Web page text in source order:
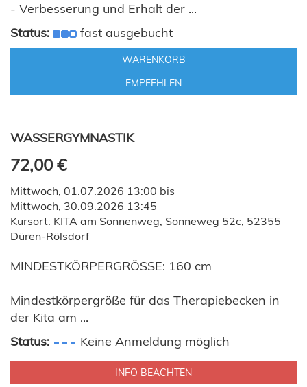
- Verbesserung und Erhalt der ...
Status:
fast ausgebucht
WARENKORB
EMPFEHLEN
WASSERGYMNASTIK
72,00 €
Mittwoch, 01.07.2026 13:00 bis
Mittwoch, 30.09.2026 13:45
Kursort: KITA am Sonnenweg, Sonneweg 52c, 52355
Düren-Rölsdorf
MINDESTKÖRPERGRÖSSE: 160 cm
Mindestkörpergröße für das Therapiebecken in
der Kita am ...
Status:
Keine Anmeldung möglich
INFO BEACHTEN